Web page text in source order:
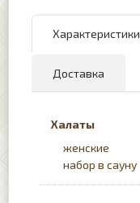
Характеристики
Доставка
Халаты
женские
набор в сауну